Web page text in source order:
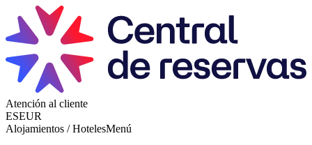
Atención al cliente
ESEUR
Alojamientos / HotelesMenú